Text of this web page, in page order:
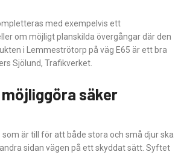
med exempelvis ett
om möjligt planskilda övergångar där den
i Lemmeströtorp på väg E65 är ett bra
Sjölund, Trafikverket.
säker
som är till för att både stora och små djur ska
sidan vägen på ett skyddat sätt. Syftet